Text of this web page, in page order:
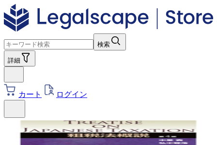
検索
詳細
カート ログイン